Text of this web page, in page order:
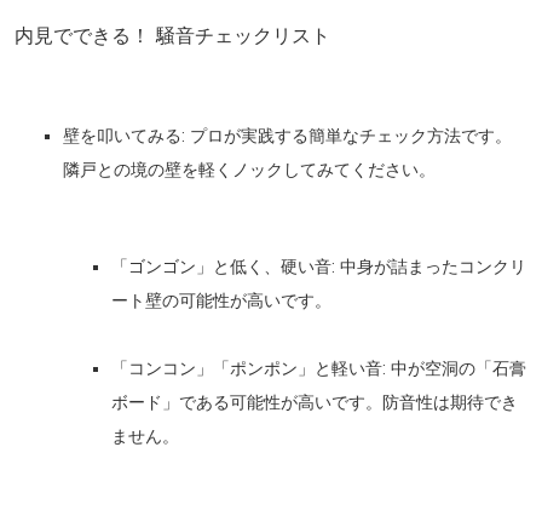
内見でできる！ 騒音チェックリスト
壁を叩いてみる: プロが実践する簡単なチェック方法です。
隣戸との境の壁を軽くノックしてみてください。
「ゴンゴン」と低く、硬い音: 中身が詰まったコンクリ
ート壁の可能性が高いです。
「コンコン」「ポンポン」と軽い音: 中が空洞の「石膏
ボード」である可能性が高いです。防音性は期待でき
ません。